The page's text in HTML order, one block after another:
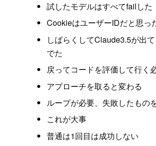
試したモデルはすべてfailした
CookieはユーザーIDだと思っ
しばらくしてClaude3.5が出
でた
戻ってコードを評価して行く
アプローチを取ると変わる
ループが必要、失敗したもの
これが大事
普通は1回目は成功しない